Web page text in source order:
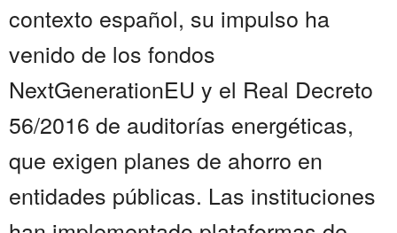
contexto español, su impulso ha
venido de los fondos
NextGenerationEU y el Real Decreto
56/2016 de auditorías energéticas,
que exigen planes de ahorro en
entidades públicas. Las instituciones